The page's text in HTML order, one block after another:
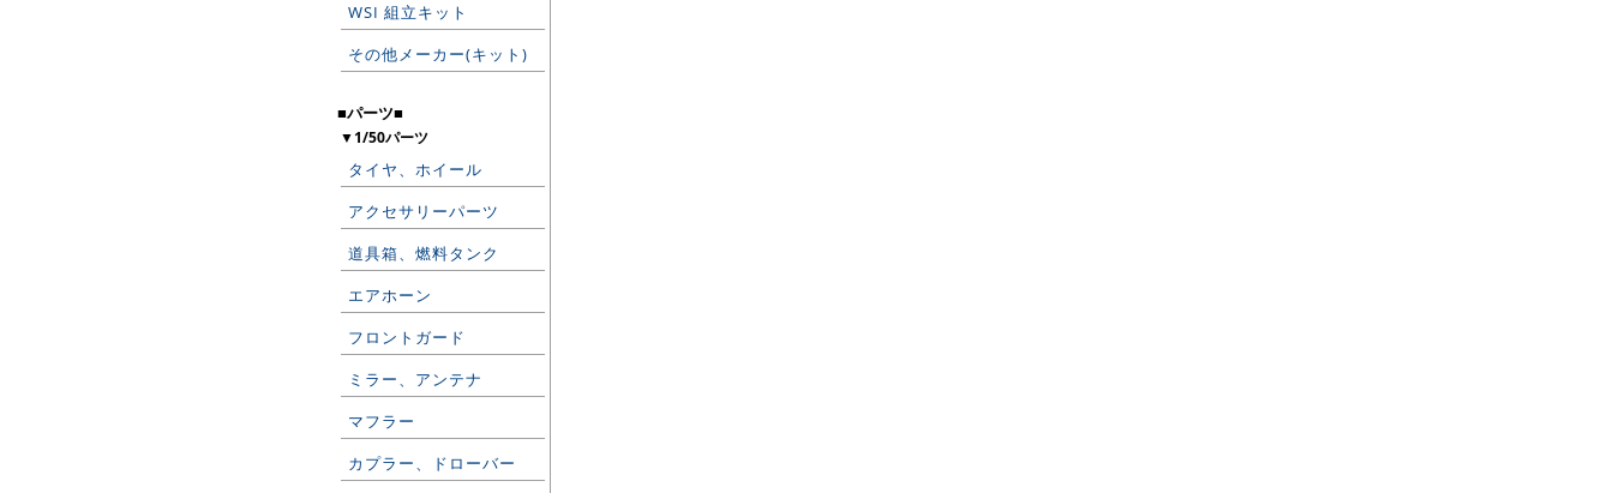
WSI 組立キット
その他メーカー(キット)
■パーツ■
▼1/50パーツ
タイヤ、ホイール
アクセサリーパーツ
道具箱、燃料タンク
エアホーン
フロントガード
ミラー、アンテナ
マフラー
カプラー、ドローバー